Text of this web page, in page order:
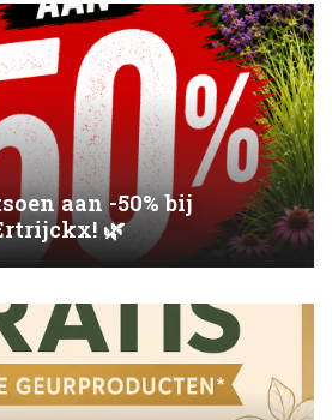
aan -50% bij
🌿